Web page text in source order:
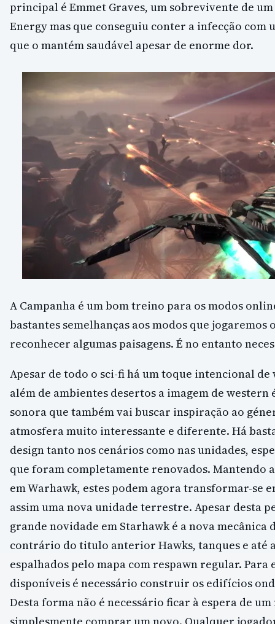
principal é Emmet Graves, um sobrevivente de
Energy mas que conseguiu conter a infecção com
que o mantém saudável apesar de enorme dor.
A Campanha é um bom treino para os modos
bastantes semelhanças aos modos que jogaremos
reconhecer algumas paisagens. É no entanto
Apesar de todo o sci-fi há um toque intencional
além de ambientes desertos a imagem de western
sonora que também vai buscar inspiração ao
atmosfera muito interessante e diferente. Há
design tanto nos cenários como nas unidades,
que foram completamente renovados. Mantendo
em Warhawk, estes podem agora transformar-se
assim uma nova unidade terrestre. Apesar desta
grande novidade em Starhawk é a nova mecânica
contrário do titulo anterior Hawks, tanques e até
espalhados pelo mapa com respawn regular. Para
disponíveis é necessário construir os edifícios
Desta forma não é necessário ficar à espera de